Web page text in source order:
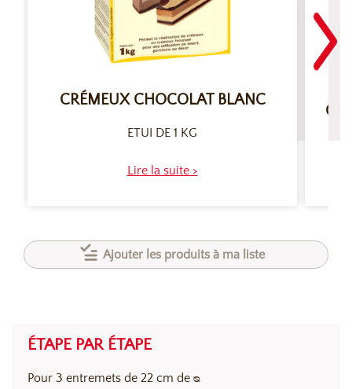
CRÉMEUX CHOCOLAT BLANC
ETUI DE 1 KG
Lire la suite >
Ajouter les produits à ma liste
ÉTAPE PAR ÉTAPE
Pour 3 entremets de 22 cm de ᴓ